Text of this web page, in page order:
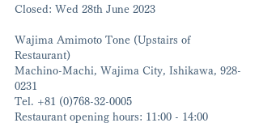
Closed: Wed 28th June 2023
Wajima Amimoto Tone (Upstairs of
Restaurant)
Machino-Machi, Wajima City, Ishikawa, 928-
0231
Tel. +81 (0)768-32-0005
Restaurant opening hours: 11:00 - 14:00